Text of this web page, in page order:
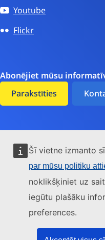
Šī vietne izmanto
par mūsu politiku
noklikšķiniet uz
iegūtu plašāku
preferences.
Youtube
Flickr
Abonējiet mūsu
Parakstīties
Pieejamība
Sīkdatnes
Datu aizsardzība